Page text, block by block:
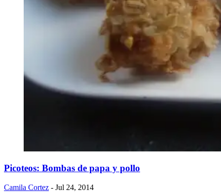
Picoteos: Bombas de papa y pollo
Camila Cortez - Jul 24, 2014